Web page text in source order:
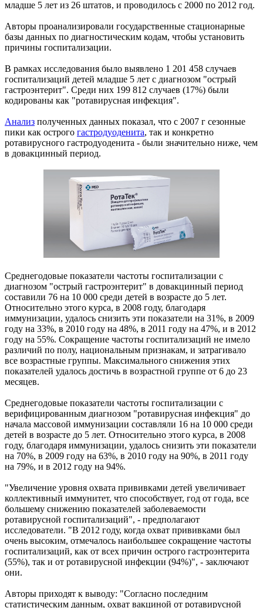
младше 5 лет из 26 штатов, и проводилось с 2000 по 2012 год.
Авторы проанализировали государственные стационарные
базы данных по диагностическим кодам, чтобы установить
причины госпитализации.
В рамках исследования было выявлено 1 201 458 случаев
госпитализаций детей младше 5 лет с диагнозом "острый
гастроэнтерит". Среди них 199 812 случаев (17%) были
кодированы как "ротавирусная инфекция".
Анализ полученных данных показал, что с 2007 г сезонные
пики как острого гастродуоденита, так и конкретно
ротавирусного гастродуоденита - были значительно ниже, чем
в довакцинный период.
Среднегодовые показатели частоты госпитализации с
диагнозом "острый гастроэнтерит" в довакцинный период
составили 76 на 10 000 среди детей в возрасте до 5 лет.
Относительно этого курса, в 2008 году, благодаря
иммунизации, удалось снизить эти показатели на 31%, в 2009
году на 33%, в 2010 году на 48%, в 2011 году на 47%, и в 2012
году на 55%. Сокращение частоты госпитализаций не имело
различий по полу, национальным признакам, и затрагивало
все возрастные группы. Максимального снижения этих
показателей удалось достичь в возрастной группе от 6 до 23
месяцев.
Среднегодовые показатели частоты госпитализации с
верифицированным диагнозом "ротавирусная инфекция" до
начала массовой иммунизации составляли 16 на 10 000 среди
детей в возрасте до 5 лет. Относительно этого курса, в 2008
году, благодаря иммунизации, удалось снизить эти показатели
на 70%, в 2009 году на 63%, в 2010 году на 90%, в 2011 году
на 79%, и в 2012 году на 94%.
"Увеличение уровня охвата прививками детей увеличивает
коллективный иммунитет, что способствует, год от года, все
большему снижению показателей заболеваемости
ротавирусной госпитализаций", - предполагают
исследователи. "В 2012 году, когда охват прививками был
очень высоким, отмечалось наибольшее сокращение частоты
госпитализаций, как от всех причин острого гастроэнтерита
(55%), так и от ротавирусной инфекции (94%)", - заключают
они.
Авторы приходят к выводу: "Согласно последним
статистическим данным, охват вакциной от ротавирусной